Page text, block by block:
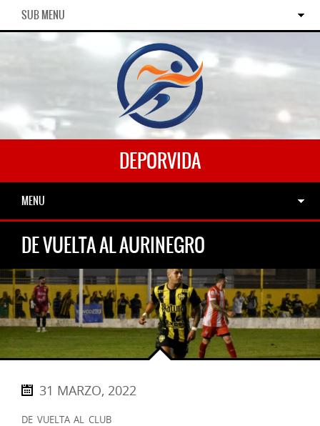
SUB MENU
DEPORVIDA
MENU
DE VUELTA AL AURINEGRO
31 MARZO, 2022
DE VUELTA AL CLUB